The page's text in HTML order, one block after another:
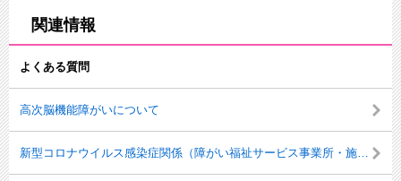
関連情報
よくある質問
高次脳機能障がいについて
新型コロナウイルス感染症関係（障がい福祉サービス事業所・施設等）